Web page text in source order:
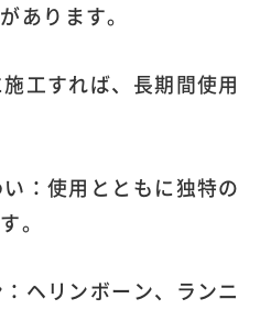
あります。
工すれば、長期間使用
：使用とともに独特の
。
ヘリンボーン、ランニ